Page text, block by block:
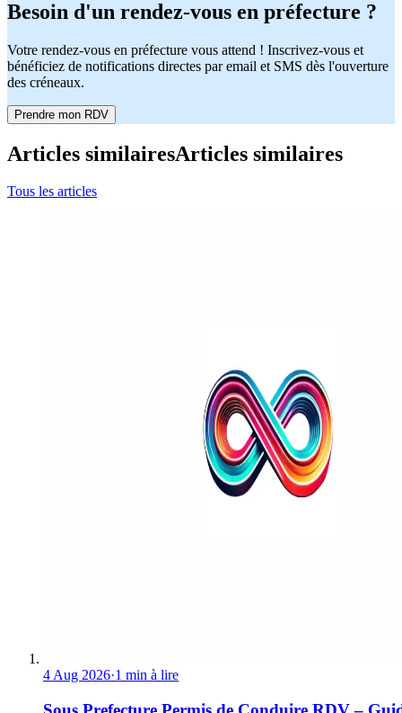
Besoin d'un rendez-vous en préfecture ?
Votre rendez-vous en préfecture vous attend ! Inscrivez-vous et
bénéficiez de notifications directes par email et SMS dès l'ouverture
des créneaux.
Prendre mon RDV
Articles similairesArticles similaires
Tous les articles
4 Aug 2026·1 min à lire